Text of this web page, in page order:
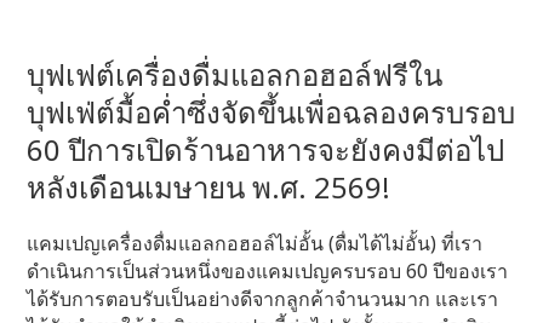
บุฟเฟต์เครื่องดื่มแอลกอฮอล์ฟรีใน
บุฟเฟ่ต์มื้อค่ำซึ่งจัดขึ้นเพื่อฉลองครบรอบ
60 ปีการเปิดร้านอาหารจะยังคงมีต่อไป
หลังเดือนเมษายน พ.ศ. 2569!
แคมเปญเครื่องดื่มแอลกอฮอล์ไม่อั้น (ดื่มได้ไม่อั้น) ที่เรา
ดำเนินการเป็นส่วนหนึ่งของแคมเปญครบรอบ 60 ปีของเรา
ได้รับการตอบรับเป็นอย่างดีจากลูกค้าจำนวนมาก และเรา